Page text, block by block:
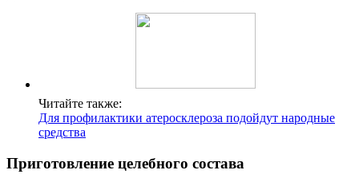
Читайте также:
Для профилактики атеросклероза подойдут народные
средства
Приготовление целебного состава